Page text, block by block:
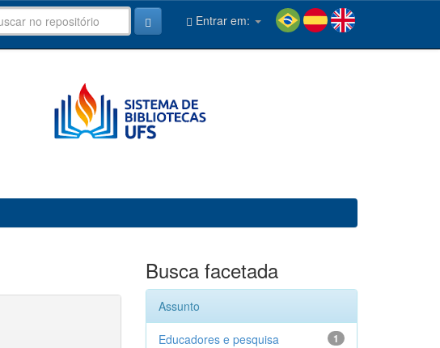
Entrar em:
Busca facetada
Assunto
1
Educadores e pesquisa